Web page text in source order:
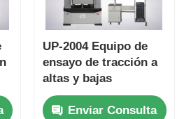
UP-2004 Equipo de
ensayo de tracción a
altas y bajas
temperaturas con
cámara ambiental y
Enviar Consulta